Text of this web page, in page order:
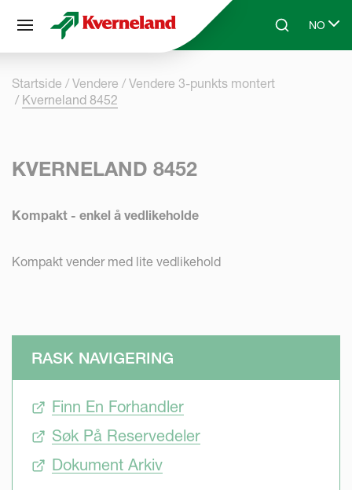
Skip to main contentSearchNO
Select
Startside Vendere
Vendere 3-punkts montert
Kverneland 8452
KVERNELAND 8452
Kompakt - enkel å vedlikeholde
Kompakt vender med lite vedlikehold
RASK NAVIGERING
Finn En Forhandler
Søk På Reservedeler
Dokument Arkiv
Panel for informasjonskapsler